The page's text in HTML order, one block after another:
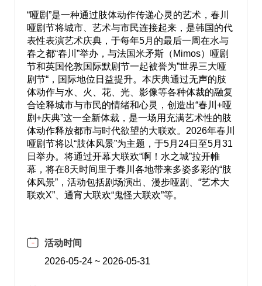
“哑剧”是一种通过肢体动作传递心灵的艺术，春川
哑剧节将城市、艺术与市民连接起来，是韩国的代
表性表演艺术庆典，于每年5月的最后一周在水与
春之都“春川”举办，与法国米矛斯（Mimos）哑剧
节和英国伦敦国际默剧节一起被誉为”世界三大哑
剧节“，国际地位日益提升。本庆典通过无声的肢
体动作与水、火、花、光、影像等各种体裁的融复
合诠释城市与市民的情绪和心灵，创造出“春川+哑
剧+庆典”这一全新体裁，是一场用充满艺术性的肢
体动作释放都市与时代欲望的大联欢。2026年春川
哑剧节将以“肢体风景”为主题，于5月24日至5月31
日举办。将通过开幕大联欢“啊！水之城”拉开帷
幕，将在8天时间里于春川各地带来多姿多彩的“肢
体风景”，活动包括剧场演出、漫步哑剧、“艺术大
联欢X”、通宵大联欢“鬼怪大联欢”等。
活动时间
2026-05-24 ~ 2026-05-31